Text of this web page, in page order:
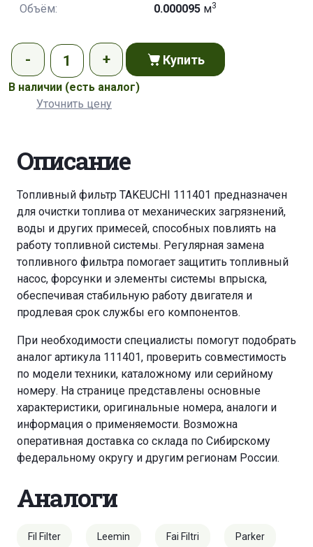
Объём: 0.000095 м3
Купить
В наличии (есть аналог)
Уточнить цену
Описание
Топливный фильтр TAKEUCHI 111401 предназначен
для очистки топлива от механических загрязнений,
воды и других примесей, способных повлиять на
работу топливной системы. Регулярная замена
топливного фильтра помогает защитить топливный
насос, форсунки и элементы системы впрыска,
обеспечивая стабильную работу двигателя и
продлевая срок службы его компонентов.
При необходимости специалисты помогут подобрать
аналог артикула 111401, проверить совместимость
по модели техники, каталожному или серийному
номеру. На странице представлены основные
характеристики, оригинальные номера, аналоги и
информация о применяемости. Возможна
оперативная доставка со склада по Сибирскому
федеральному округу и другим регионам России.
Аналоги
Fil Filter Leemin Fai Filtri Parker